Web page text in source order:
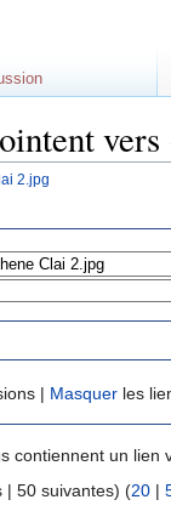
2.jpg
| Masquer les
contiennent un lien
| 50 suivantes) (20 |